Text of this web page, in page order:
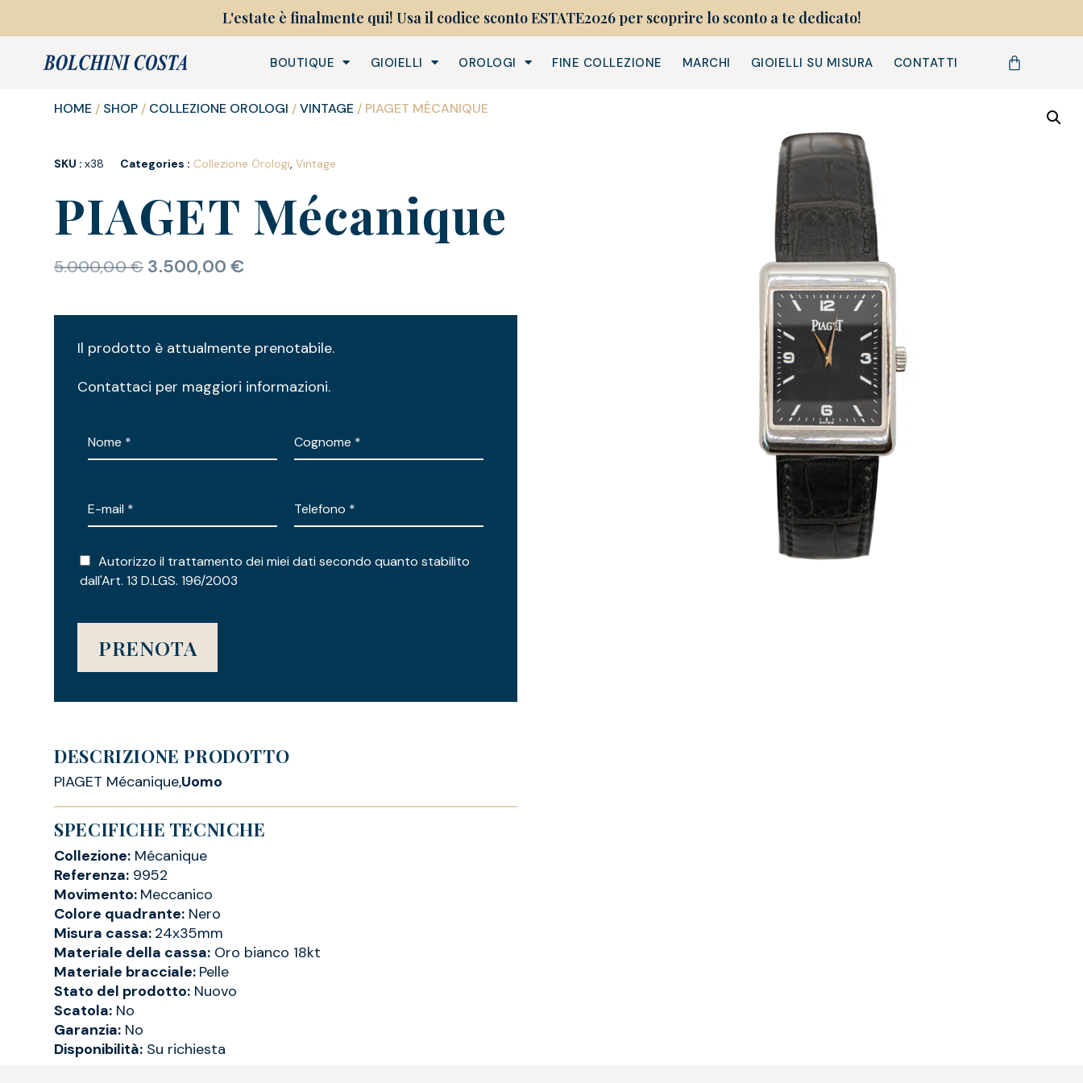
L'estate è finalmente qui! Usa il codice sconto ESTATE2026 per scoprire lo sconto a te dedicato!
BOUTIQUE GIOIELLI OROLOGI FINE COLLEZIONE MARCHI GIOIELLI SU MISURA CONTATTI
HOME / SHOP / COLLEZIONE OROLOGI /VINTAGE / PIAGET MÉCANIQUE
SKU :x38 Categories : Collezione Orologi,Vintage
PIAGET Mécanique
5.000,00€ 3.500,00€
Il prodotto è attualmente prenotabile.
Contattaci per maggiori informazioni.
Autorizzo il trattamento dei miei dati secondo quanto stabilito
dall'Art. 13 D.LGS. 196/2003
DESCRIZIONE PRODOTTO
PIAGET Mécanique,Uomo
SPECIFICHE TECNICHE
Collezione: Mécanique
Referenza: 9952
Movimento: Meccanico
Colore quadrante: Nero
Misura cassa: 24x35mm
Materiale della cassa: Oro bianco 18kt
Materiale bracciale: Pelle
Stato del prodotto: Nuovo
Scatola: No
Garanzia: No
Disponibilità: Su richiesta